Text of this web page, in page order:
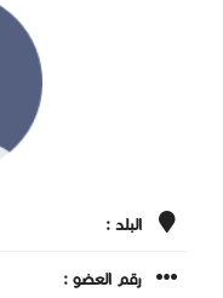
البلد :
رقم العضو :